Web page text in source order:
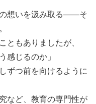
想いを汲み取る――そ
ともありましたが、
感じるのか」
ずつ前を向けるように
など、教育の専門性が